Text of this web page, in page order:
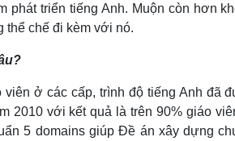
phát triển tiếng Anh. Muộn còn hơn
chế đi kèm với nó.
ở các cấp, trình độ tiếng Anh đã
2010 với kết quả là trên 90% giáo
5 domains giúp Đề án xây dựng